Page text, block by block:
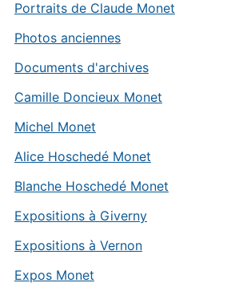
Portraits de Claude Monet
Photos anciennes
Documents d'archives
Camille Doncieux Monet
Michel Monet
Alice Hoschedé Monet
Blanche Hoschedé Monet
Expositions à Giverny
Expositions à Vernon
Expos Monet